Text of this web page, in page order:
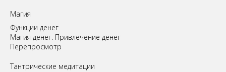
Магия
Функции денег
Магия денег. Привлечение денег
Перепросмотр
Tантрические медитации